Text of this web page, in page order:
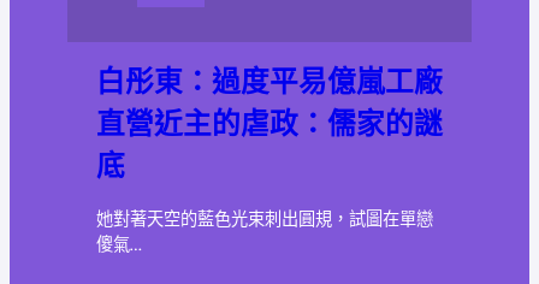
白彤東：過度平易億嵐工廠
直營近主的虐政：儒家的謎
底
她對著天空的藍色光束刺出圓規，試圖在單戀
傻氣…